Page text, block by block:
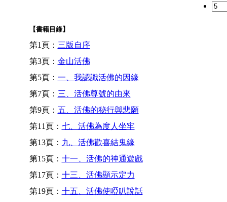
【書籍目錄】
第1頁： 三版自序
第3頁： 金山活佛
第5頁： 一、我認識活佛的因緣
第7頁： 三、活佛尊號的由來
第9頁： 五、活佛的秘行與悲願
第11頁： 七、活佛為度人坐牢
第13頁： 九、活佛歡喜結鬼緣
第15頁： 十一、活佛的神通遊戲
第17頁： 十三、活佛顯示定力
第19頁： 十五、活佛使啞叭說話